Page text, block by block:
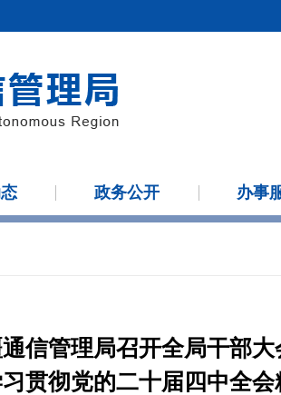
政务公开 办事
信管理局召开全局干部大
贯彻党的二十届四中全会